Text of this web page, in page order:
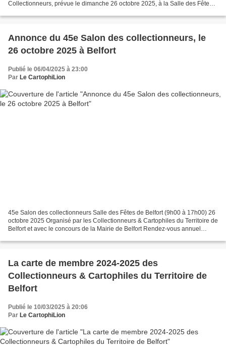
Collectionneurs, prévue le dimanche 26 octobre 2025, à la Salle des Fêtes
Annonce du 45e Salon des collectionneurs, le
26 octobre 2025 à Belfort
Publié le 06/04/2025 à 23:00
Par Le CartophiLion
45e Salon des collectionneurs Salle des Fêtes de Belfort (9h00 à 17h00) 26
octobre 2025 Organisé par les Collectionneurs & Cartophiles du Territoire de
Belfort et avec le concours de la Mairie de Belfort Rendez-vous annuel
La carte de membre 2024-2025 des
Collectionneurs & Cartophiles du Territoire de
Belfort
Publié le 10/03/2025 à 20:06
Par Le CartophiLion